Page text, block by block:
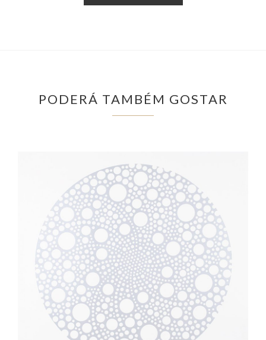
PODERÁ TAMBÉM GOSTAR